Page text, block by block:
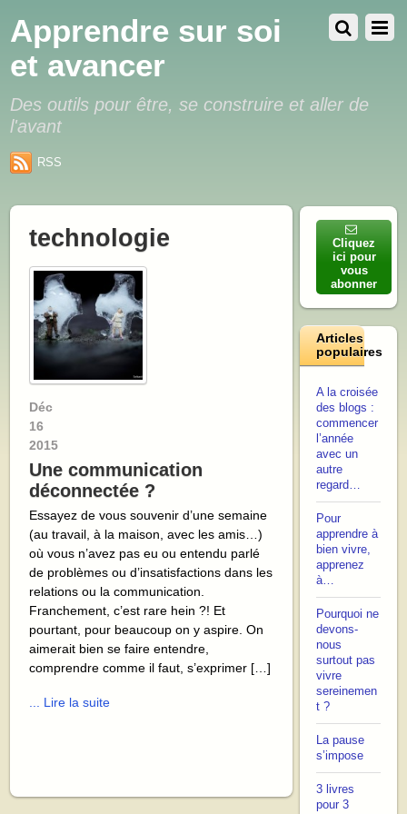
Apprendre sur soi
et avancer
Des outils pour être, se construire et aller de
l'avant
RSS
technologie
Déc
16
2015
Une communication
déconnectée ?
Essayez de vous souvenir d’une semaine
(au travail, à la maison, avec les amis…)
où vous n’avez pas eu ou entendu parlé
de problèmes ou d’insatisfactions dans les
relations ou la communication.
Franchement, c’est rare hein ?! Et
pourtant, pour beaucoup on y aspire. On
aimerait bien se faire entendre,
comprendre comme il faut, s’exprimer […]
... Lire la suite
Cliquez
ici pour
vous
abonner
Articles
populaires
A la croisée
des blogs :
commencer
l’année
avec un
autre
regard…
Pour
apprendre à
bien vivre,
apprenez
à…
Pourquoi ne
devons-
nous
surtout pas
vivre
sereinemen
t ?
La pause
s’impose
3 livres
pour 3